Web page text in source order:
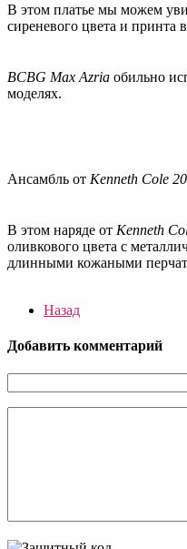
В этом платье мы можем
сиреневого цвета и принта
BCBG Max Azria обильно
моделях.
Ансамбль от Kenneth Cole
В этом наряде от Kenneth
оливкового цвета с
длинными кожаными
Назад
Добавить комментарий